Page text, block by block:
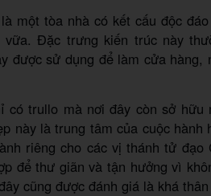
một tòa nhà có kết cấu độc
vữa. Đặc trưng kiến trúc này
được sử dụng để làm cửa hàng,
có trullo mà nơi đây còn sở hữu
này là trung tâm của cuộc hành
riêng cho các vị thánh tử
để thư giãn và tận hưởng vì
cũng được đánh giá là khá